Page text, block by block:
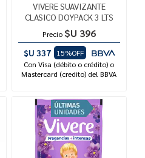
VIVERE SUAVIZANTE
CLASICO DOYPACK 3 LTS
Precio $U 396
$U 337
15%OFF
Con Visa (débito o crédito) o
Mastercard (credito) del BBVA